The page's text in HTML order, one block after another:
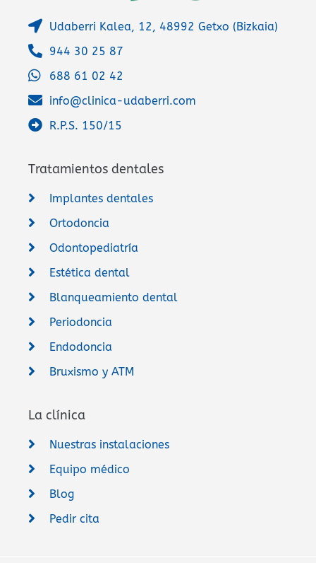
Udaberri Kalea, 12, 48992 Getxo (Bizkaia)
944 30 25 87
688 61 02 42
info@clinica-udaberri.com
R.P.S. 150/15
Tratamientos dentales
Implantes dentales
Ortodoncia
Odontopediatría
Estética dental
Blanqueamiento dental
Periodoncia
Endodoncia
Bruxismo y ATM
La clínica
Nuestras instalaciones
Equipo médico
Blog
Pedir cita